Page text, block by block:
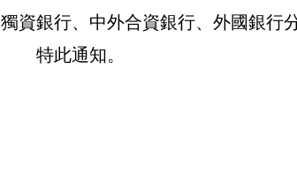
獨資銀行、中外合資銀行、外國銀行
特此通知。